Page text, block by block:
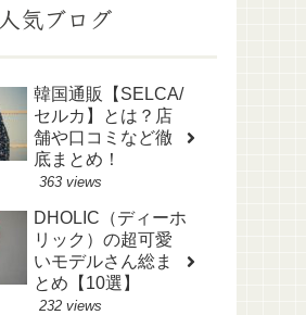
人気ブログ
韓国通販【SELCA/
セルカ】とは？店
舗や口コミなど徹
底まとめ！
363 views
DHOLIC（ディーホ
リック）の超可愛
いモデルさん総ま
とめ【10選】
232 views